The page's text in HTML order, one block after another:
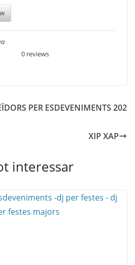
0 reviews
PER ESDEVENIMENTS 202
XIP XAP
interessar